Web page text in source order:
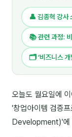
💻 IT · 디지털
🎬 영상 · 콘텐츠
📊 프레젠테이션 ·
🚀 창업 · 커리어
🗣️ 외국어 강의
👥 리더십 · 조직
👤 김종혁 강사
📚 관련 과정:
🗂 ‘비즈니스 개
오늘도 월요일에
'창업아이템 검증
Development)'에